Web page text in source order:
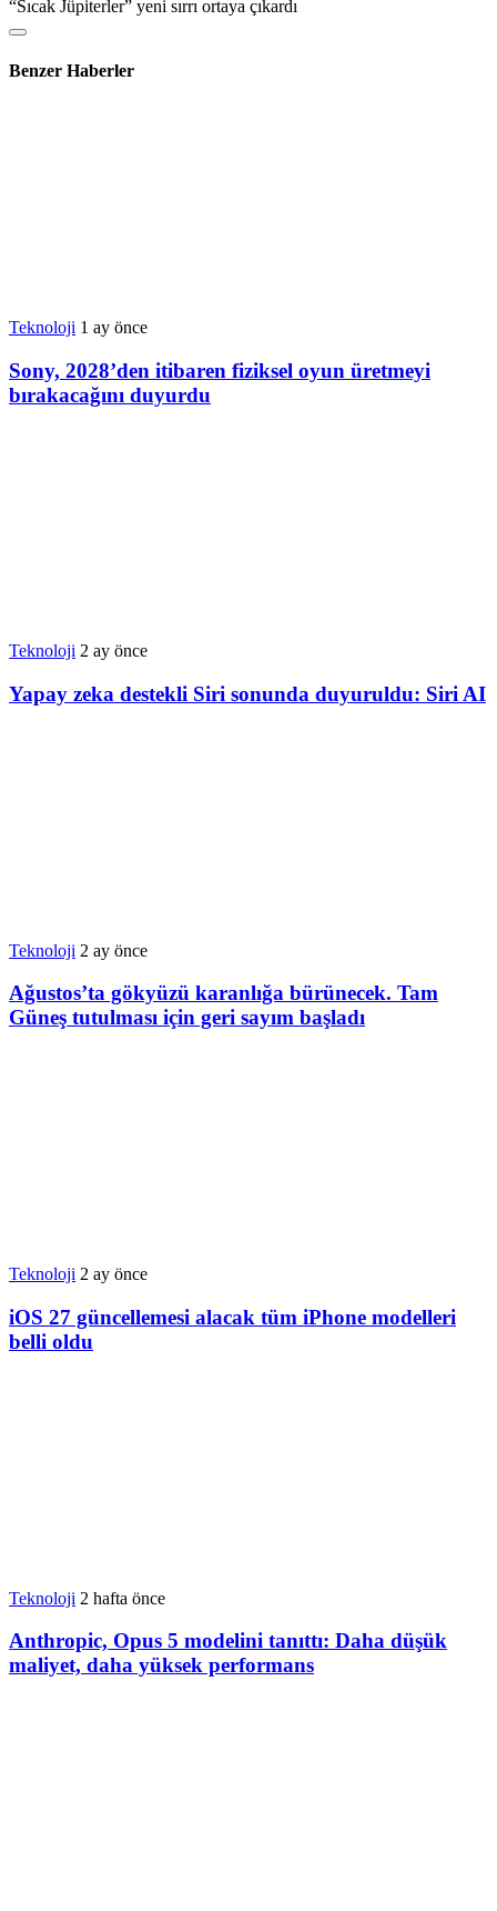
“Sıcak Jüpiterler” yeni sırrı ortaya çıkardı
Benzer Haberler
Teknoloji 1 ay önce
Sony, 2028’den itibaren fiziksel oyun üretmeyi
bırakacağını duyurdu
Teknoloji 2 ay önce
Yapay zeka destekli Siri sonunda duyuruldu: Siri AI
Teknoloji 2 ay önce
Ağustos’ta gökyüzü karanlığa bürünecek. Tam
Güneş tutulması için geri sayım başladı
Teknoloji 2 ay önce
iOS 27 güncellemesi alacak tüm iPhone modelleri
belli oldu
Teknoloji 2 hafta önce
Anthropic, Opus 5 modelini tanıttı: Daha düşük
maliyet, daha yüksek performans